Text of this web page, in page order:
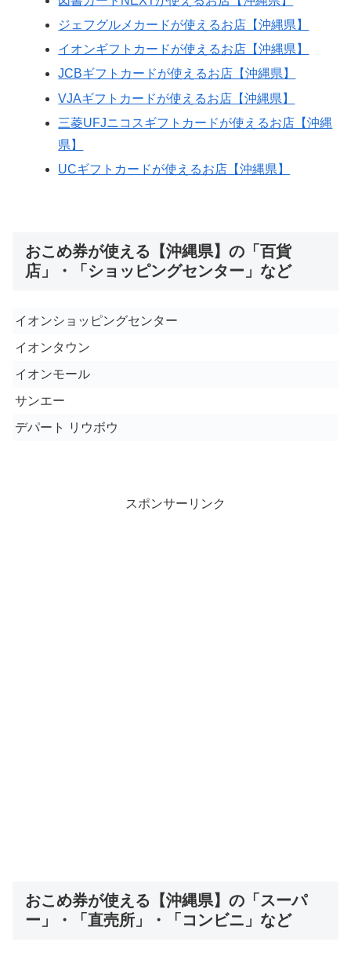
ジェフグルメカードが使えるお店【沖縄県】
イオンギフトカードが使えるお店【沖縄県】
JCBギフトカードが使えるお店【沖縄県】
VJAギフトカードが使えるお店【沖縄県】
三菱UFJニコスギフトカードが使えるお店【沖縄
県】
UCギフトカードが使えるお店【沖縄県】
おこめ券が使える【沖縄県】の「百貨
店」・「ショッピングセンター」など
イオンショッピングセンター
イオンタウン
イオンモール
サンエー
デパート リウボウ
スポンサーリンク
おこめ券が使える【沖縄県】の「スーパ
ー」・「直売所」・「コンビニ」など